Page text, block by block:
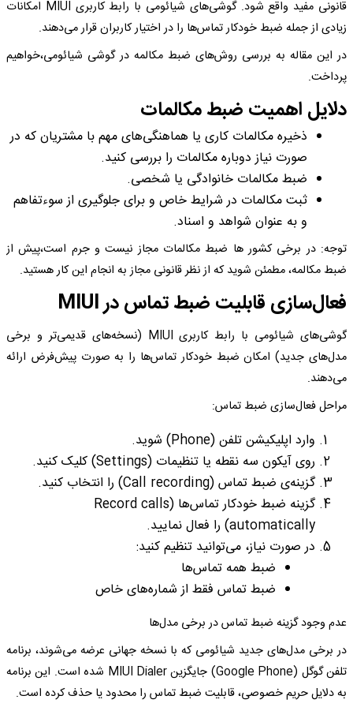
قانونی مفید واقع شود. گوشی‌های شیائومی با رابط کاربری MIUI امکانات
زیادی از جمله ضبط خودکار تماس‌ها را در اختیار کاربران قرار می‌دهند.
در این مقاله به بررسی روش‌های ضبط مکالمه در گوشی شیائومی،خواهیم
پرداخت.
دلایل اهمیت ضبط مکالمات
ذخیره مکالمات کاری یا هماهنگی‌های مهم با مشتریان که در
صورت نیاز دوباره مکالمات را بررسی کنید.
ضبط مکالمات خانوادگی یا شخصی.
ثبت مکالمات در شرایط خاص و برای جلوگیری از سوءتفاهم
و به عنوان شواهد و اسناد.
توجه: در برخی کشور ها ضبط مکالمات مجاز نیست و جرم است،پیش از
ضبط مکالمه، مطمئن شوید که از نظر قانونی مجاز به انجام این کار هستید.
فعال‌سازی قابلیت ضبط تماس در MIUI
گوشی‌های شیائومی با رابط کاربری MIUI (نسخه‌های قدیمی‌تر و برخی
مدل‌های جدید) امکان ضبط خودکار تماس‌ها را به صورت پیش‌فرض ارائه
می‌دهند.
مراحل فعال‌سازی ضبط تماس:
وارد اپلیکیشن تلفن (Phone) شوید.
روی آیکون سه نقطه یا تنظیمات (Settings) کلیک کنید.
گزینه‌ی ضبط تماس (Call recording) را انتخاب کنید.
گزینه ضبط خودکار تماس‌ها (Record calls
automatically) را فعال نمایید.
در صورت نیاز، می‌توانید تنظیم کنید:
ضبط همه تماس‌ها
ضبط تماس فقط از شماره‌های خاص
عدم وجود گزینه ضبط تماس در برخی مدل‌ها
در برخی مدل‌های جدید شیائومی که با نسخه جهانی عرضه می‌شوند، برنامه
تلفن گوگل (Google Phone) جایگزین MIUI Dialer شده است. این برنامه
به دلایل حریم خصوصی، قابلیت ضبط تماس را محدود یا حذف کرده است.